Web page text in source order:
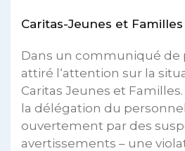
Caritas-Jeunes et
Dans un communiqué de
attiré l‘attention sur la
Caritas Jeunes et
la délégation du
ouvertement par des
avertissements – une